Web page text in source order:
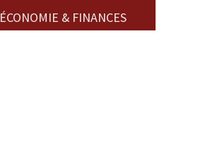
ÉCONOMIE & FINANCES